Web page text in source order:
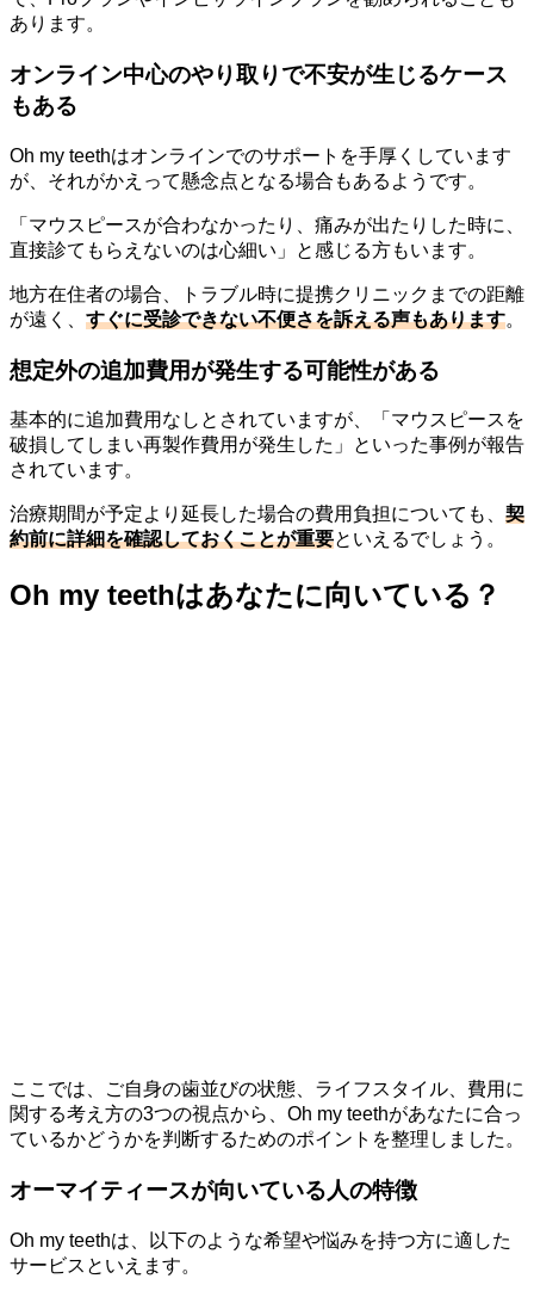
あります。
オンライン中心のやり取りで不安が生じるケース
もある
Oh my teethはオンラインでのサポートを手厚くしています
が、それがかえって懸念点となる場合もあるようです。
「マウスピースが合わなかったり、痛みが出たりした時に、
直接診てもらえないのは心細い」と感じる方もいます。
地方在住者の場合、トラブル時に提携クリニックまでの距離
が遠く、 すぐに受診できない不便さを訴える声もあります。
想定外の追加費用が発生する可能性がある
基本的に追加費用なしとされていますが、「マウスピースを
破損してしまい再製作費用が発生した」といった事例が報告
されています。
治療期間が予定より延長した場合の費用負担についても、 契
約前に詳細を確認しておくことが重要といえるでしょう。
Oh my teethはあなたに向いている？
ここでは、ご自身の歯並びの状態、ライフスタイル、費用に
関する考え方の3つの視点から、Oh my teethがあなたに合っ
ているかどうかを判断するためのポイントを整理しました。
オーマイティースが向いている人の特徴
Oh my teethは、以下のような希望や悩みを持つ方に適した
サービスといえます。